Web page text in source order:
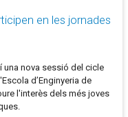
en les jornades
una nova sessió del cicle
d’Enginyeria de
l'interès dels més joves